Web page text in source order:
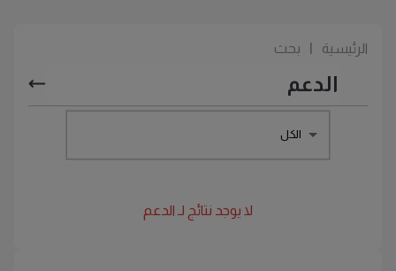
الرئيسية بحث
الكل
لا يوجد نتائج لـ الدعم